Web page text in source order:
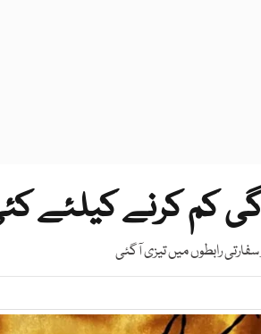
کم کرنے کیلئے
رابطوں میں تیزی آگئی